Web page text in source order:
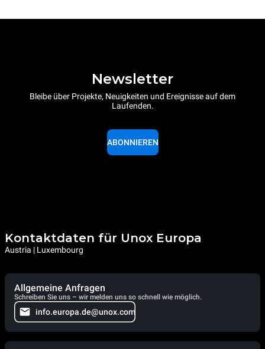
Newsletter
Bleibe über Projekte, Neuigkeiten und Ereignisse auf dem
Laufenden.
ABONNIEREN
Kontaktdaten für Unox Europa
Austria | Luxembourg
Allgemeine Anfragen
Schreiben Sie uns – wir melden uns so schnell wie möglich.
info.europa.de@unox.com